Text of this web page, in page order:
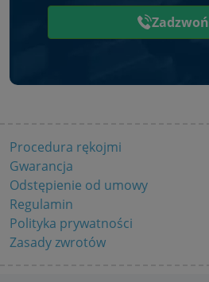
Zadzwoń
Procedura rękojmi
Gwarancja
Odstępienie od umowy
Regulamin
Polityka prywatności
Zasady zwrotów